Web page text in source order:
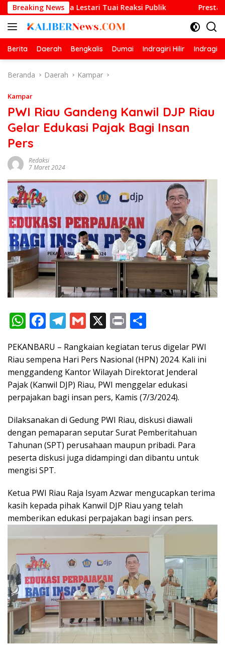
Langsung
ke
konten
Breaking News
Lestari Tuai Reaksi Publik Prestasi Gemilang
Berita Daerah Bengkalis Dumai Indragiri Hilir Indragiri
Beranda Daerah Kampar
Kampar
PWI Riau Gandeng Kanwil DJP Riau
Gelar Edukasi Pajak Bagi Insan
Pers
Redaksi
7 Maret 2024
W
at
s
A
p
p
F
e
b
o
o
k
T
e
gr
a
m
G
ai
l
X Pr
t ar
e
PEKANBARU – Rangkaian kegiatan terus digelar PWI
Riau sempena Hari Pers Nasional (HPN) 2024. Kali ini
menggandeng Kantor Wilayah Direktorat Jenderal
Pajak (Kanwil DJP) Riau, PWI menggelar edukasi
perpajakan bagi insan pers, Kamis (7/3/2024).
Dilaksanakan di Gedung PWI Riau, diskusi diawali
dengan pemaparan seputar Surat Pemberitahuan
Tahunan (SPT) perusahaan maupun pribadi. Para
peserta diskusi juga didampingi dan dibantu untuk
mengisi SPT.
Ketua PWI Riau Raja Isyam Azwar mengucapkan terima
kasih kepada pihak Kanwil DJP Riau yang telah
memberikan edukasi perpajakan bagi insan pers.